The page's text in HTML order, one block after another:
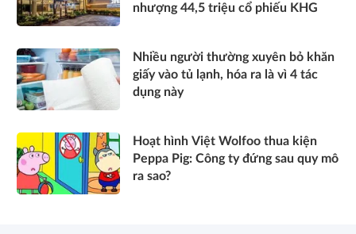
nhượng 44,5 triệu cổ phiếu KHG
Nhiều người thường xuyên bỏ khăn
giấy vào tủ lạnh, hóa ra là vì 4 tác
dụng này
Hoạt hình Việt Wolfoo thua kiện
Peppa Pig: Công ty đứng sau quy mô
ra sao?